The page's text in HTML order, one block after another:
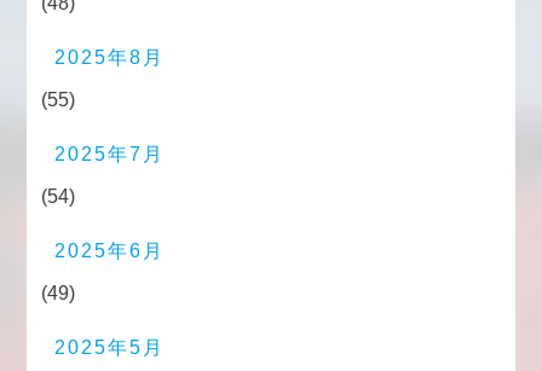
2025年8月
(55)
2025年7月
(54)
2025年6月
(49)
2025年5月